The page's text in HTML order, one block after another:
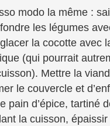
modo la même :
les légumes
la cocotte avec
(qui pourrait
Mettre la
le couvercle et
pain d’épice, tartiné
la cuisson,